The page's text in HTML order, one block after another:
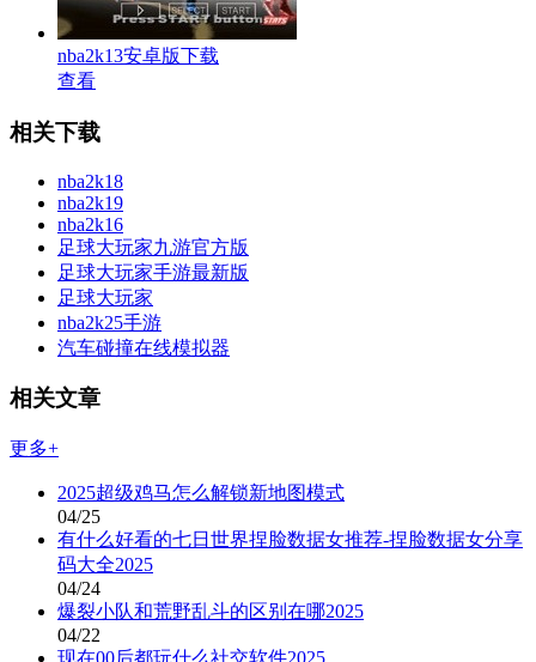
nba2k13安卓版下载
查看
相关下载
nba2k18
nba2k19
nba2k16
足球大玩家九游官方版
足球大玩家手游最新版
足球大玩家
nba2k25手游
汽车碰撞在线模拟器
相关文章
更多+
2025超级鸡马怎么解锁新地图模式
04/25
有什么好看的七日世界捏脸数据女推荐-捏脸数据女分享
码大全2025
04/24
爆裂小队和荒野乱斗的区别在哪2025
04/22